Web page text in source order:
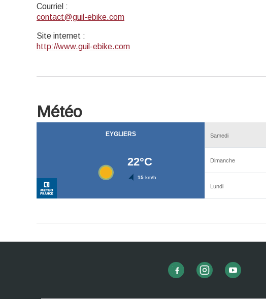
Courriel :
contact@guil-ebike.com
Site internet :
http://www.guil-ebike.com
Météo